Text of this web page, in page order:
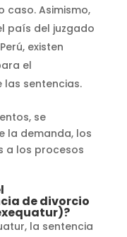
caso. Asimismo,
país del juzgado
existen
el
sentencias.
se
la demanda, los
a los procesos
de divorcio
la sentencia